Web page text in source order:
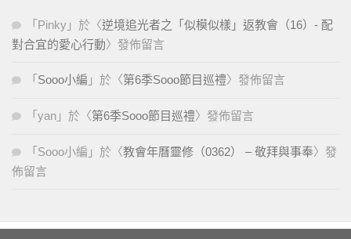
「 Pinky 」於〈逆境追光者之「似模似樣」返教會（16）- 配
對合宜的愛心行動〉發佈留言
「 Sooo小編 」於〈第6季Sooo節目巡禮〉發佈留言
「 yan 」於〈第6季Sooo節目巡禮〉發佈留言
「 Sooo小編 」於〈教會年曆靈修（0362） – 敬拜與事奉〉發
佈留言